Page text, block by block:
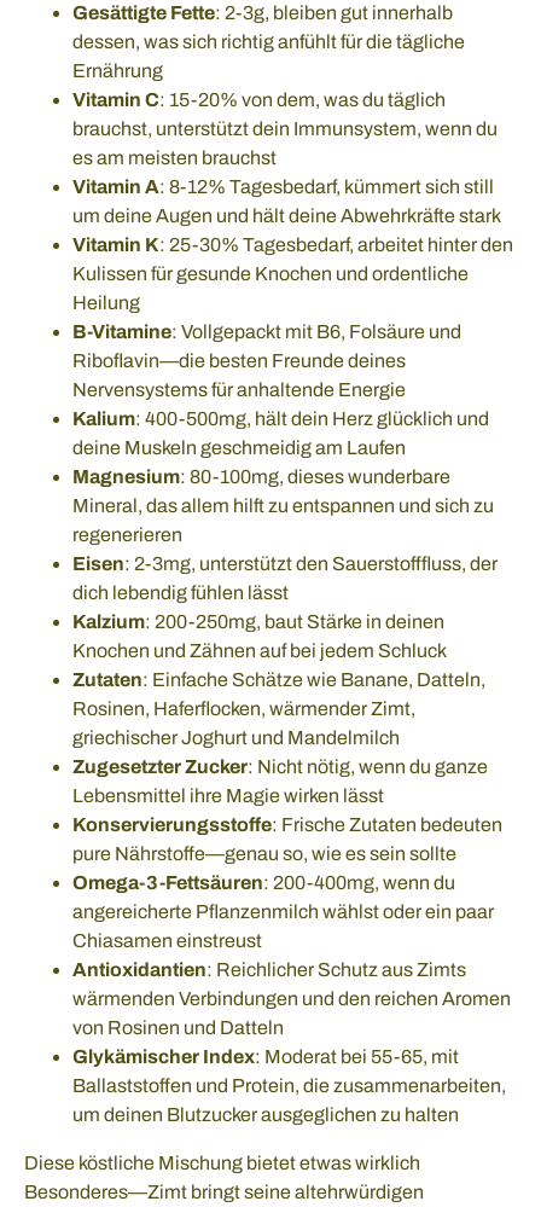
Gesättigte Fette: 2-3g, bleiben gut innerhalb
dessen, was sich richtig anfühlt für die tägliche
Ernährung
Vitamin C: 15-20% von dem, was du täglich
brauchst, unterstützt dein Immunsystem, wenn du
es am meisten brauchst
Vitamin A: 8-12% Tagesbedarf, kümmert sich still
um deine Augen und hält deine Abwehrkräfte stark
Vitamin K: 25-30% Tagesbedarf, arbeitet hinter den
Kulissen für gesunde Knochen und ordentliche
Heilung
B-Vitamine: Vollgepackt mit B6, Folsäure und
Riboflavin—die besten Freunde deines
Nervensystems für anhaltende Energie
Kalium: 400-500mg, hält dein Herz glücklich und
deine Muskeln geschmeidig am Laufen
Magnesium: 80-100mg, dieses wunderbare
Mineral, das allem hilft zu entspannen und sich zu
regenerieren
Eisen: 2-3mg, unterstützt den Sauerstofffluss, der
dich lebendig fühlen lässt
Kalzium: 200-250mg, baut Stärke in deinen
Knochen und Zähnen auf bei jedem Schluck
Zutaten: Einfache Schätze wie Banane, Datteln,
Rosinen, Haferflocken, wärmender Zimt,
griechischer Joghurt und Mandelmilch
Zugesetzter Zucker: Nicht nötig, wenn du ganze
Lebensmittel ihre Magie wirken lässt
Konservierungsstoffe: Frische Zutaten bedeuten
pure Nährstoffe—genau so, wie es sein sollte
Omega-3-Fettsäuren: 200-400mg, wenn du
angereicherte Pflanzenmilch wählst oder ein paar
Chiasamen einstreust
Antioxidantien: Reichlicher Schutz aus Zimts
wärmenden Verbindungen und den reichen Aromen
von Rosinen und Datteln
Glykämischer Index: Moderat bei 55-65, mit
Ballaststoffen und Protein, die zusammenarbeiten,
um deinen Blutzucker ausgeglichen zu halten
Diese köstliche Mischung bietet etwas wirklich
Besonderes—Zimt bringt seine altehrwürdigen